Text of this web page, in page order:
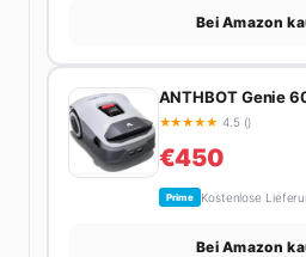
Bei Amazon
ANTHBOT Genie
★★★★★ 4.5 ()
€450
Prime Kostenlose
Bei Amazon